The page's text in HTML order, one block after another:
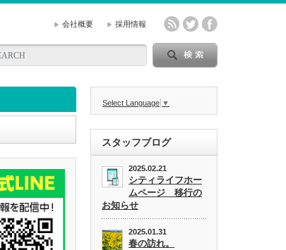
会社概要 採用情報
Select Language ▼
スタッフブログ
2025.02.21
シティライフホー
ムページ 移行の
お知らせ
2025.01.31
春の訪れ。